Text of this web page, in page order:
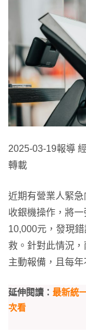
2025-03-19報導
轉載
近期有營業人緊
收銀機操作，將
10,000元，發現
救。針對此情況
主動報備，且每
延伸閱讀： 最新統
次看